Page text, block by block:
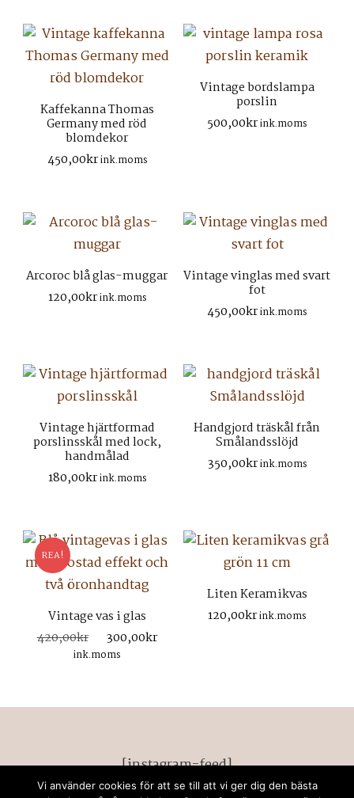
Kaffekanna Thomas
Germany med röd
blomdekor
450,00krink.moms
Vintage bordslampa
porslin
500,00krink.moms
Arcoroc blå glas-muggar
120,00krink.moms
Vintage vinglas med svart
fot
450,00krink.moms
Vintage hjärtformad
porslinsskål med lock,
handmålad
180,00krink.moms
Handgjord träskål från
Smålandsslöjd
350,00krink.moms
REA!
Vintage vas i glas
420,00kr
Det
ursprungliga
420,00kr.
300,00kr
300,00kr.
ink.moms
Liten Keramikvas
120,00krink.moms
[instagram-feed]
Vi använder cookies för att se till att vi ger dig den bästa